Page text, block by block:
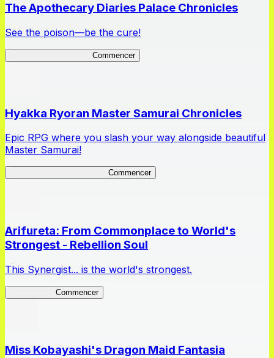
The Apothecary Diaries Palace Chronicles
See the poison—be the cure!
Commencer
Hyakka Ryoran Master Samurai Chronicles
Epic RPG where you slash your way alongside beautiful
Master Samurai!
Commencer
Arifureta: From Commonplace to World's
Strongest - Rebellion Soul
This Synergist... is the world's strongest.
Commencer
Miss Kobayashi's Dragon Maid Fantasia